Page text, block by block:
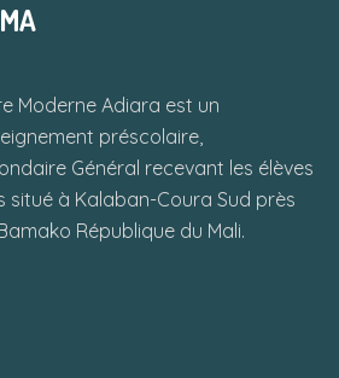
Moderne Adiara est un
préscolaire,
Général recevant les élèves
situé à Kalaban-Coura Sud près
République du Mali.